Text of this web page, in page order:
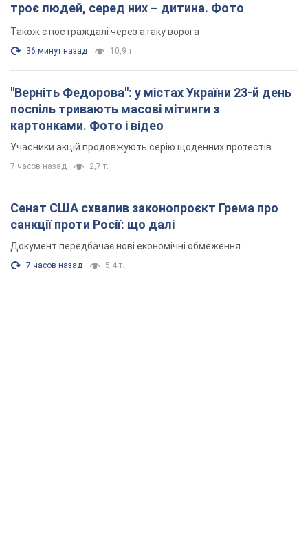
троє людей, серед них – дитина. Фото
Також є постраждалі через атаку ворога
36 минут назад 10,9 т.
"Верніть Федорова": у містах України 23-й день
поспіль тривають масові мітинги з
картонками. Фото і відео
Учасники акцій продовжують серію щоденних протестів
7 часов назад 2,7 т.
Сенат США схвалив законопроєкт Грема про
санкції проти Росії: що далі
Документ передбачає нові економічні обмеження
7 часов назад 5,4 т.